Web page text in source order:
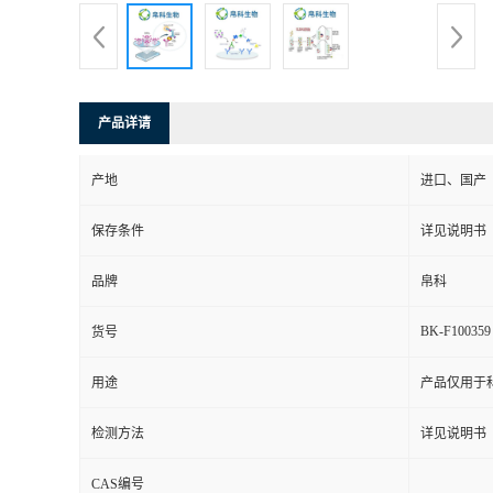
产品详请
产地 进口、国产
保存条件 详见说明书
品牌 帛科
货号 BK-F100359
用途 产品仅用于
检测方法 详见说明书
CAS编号